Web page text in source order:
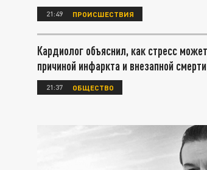
21:49 ПРОИСШЕСТВИЯ
Кардиолог объяснил, как стресс
причиной инфаркта и внезапной смерти
21:37 ОБЩЕСТВО